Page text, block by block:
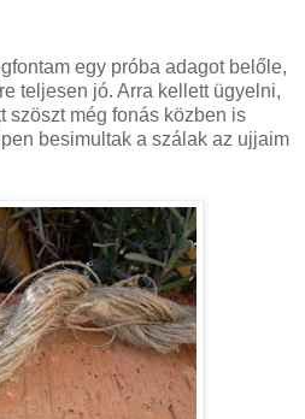
egy próba adagot belőle,
teljesen jó. Arra kellett ügyelni,
szöszt még fonás közben is
besimultak a szálak az ujjaim